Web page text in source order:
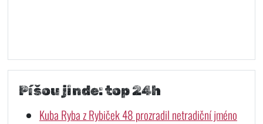
Píšou jinde: top 24h
Kuba Ryba z Rybiček 48 prozradil netradiční jméno